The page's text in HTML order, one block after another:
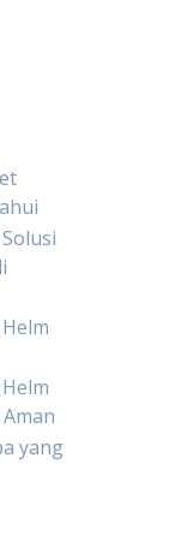
yang